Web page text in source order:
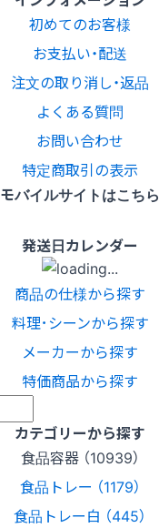
初めてのお客様
お支払い・配送
注文の取り消し・返品
よくある質問
お問い合わせ
特定商取引の表示
モバイルサイトはこちら
発送日カレンダー
商品の仕様から探す
料理･シーンから探す
メーカーから探す
特価商品から探す
カテゴリーから探す
食品容器 （10939）
食品トレー （1179）
食品トレー白 （445）